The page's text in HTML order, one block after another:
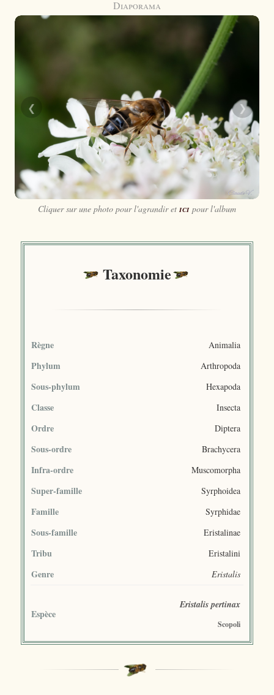
Diaporama
❮ ❯
Cliquer sur une photo pour l'agrandir et ici pour l'album
Taxonomie
Règne Animalia
Phylum Arthropoda
Sous-phylum Hexapoda
Classe Insecta
Ordre Diptera
Sous-ordre Brachycera
Infra-ordre Muscomorpha
Super-famille Syrphoidea
Famille Syrphidae
Sous-famille Eristalinae
Tribu Eristalini
Genre Eristalis
Espèce
Eristalis pertinax
Scopoli